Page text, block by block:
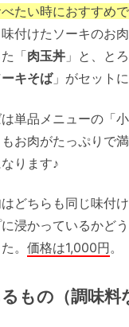
たい時におすすめ
付けたソーキのお
「肉玉丼 」と、と
キそば」がセット
単品メニューの「
お肉がたっぷりで
ります♪
どちらも同じ味付
浸かっているかど
。 価格は1,000円。
もの（調味料